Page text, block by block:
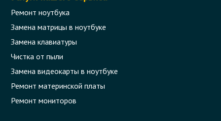
Ремонт ноутбука
Замена матрицы в ноутбуке
Замена клавиатуры
Чистка от пыли
Замена видеокарты в ноутбуке
Ремонт материнской платы
Ремонт мониторов